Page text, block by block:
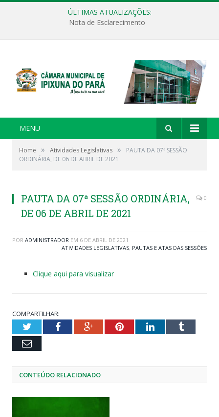
ÚLTIMAS ATUALIZAÇÕES:
Nota de Esclarecimento
MENU
Home » Atividades Legislativas »
PAUTA DA 07ª SESSÃO
ORDINÁRIA, DE 06 DE ABRIL DE 2021
PAUTA DA 07ª SESSÃO ORDINÁRIA,
DE 06 DE ABRIL DE 2021
0
POR ADMINISTRADOR EM 6 DE ABRIL DE 2021
ATIVIDADES LEGISLATIVAS, PAUTAS E ATAS DAS SESSÕES
Clique aqui para visualizar
COMPARTILHAR:
TwitterFacebookGoogle+PinterestLinkedInTumblr
Email
CONTEÚDO RELACIONADO